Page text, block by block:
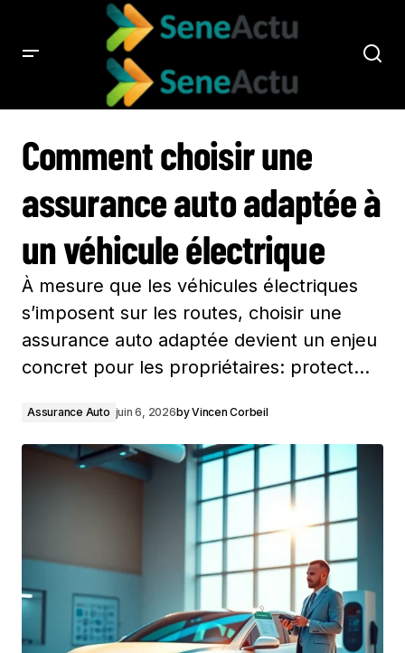
Comment choisir une
assurance auto adaptée à
un véhicule électrique
À mesure que les véhicules électriques
s’imposent sur les routes, choisir une
assurance auto adaptée devient un enjeu
concret pour les propriétaires: protect…
Assurance Auto juin 6, 2026byVincen Corbeil